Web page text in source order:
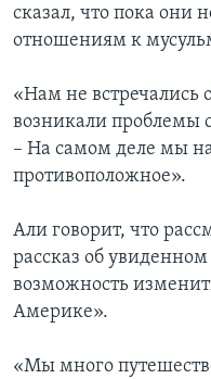
сказал, что пока они
отношениям к
«Нам не
возникали проблемы
– На самом деле мы
противоположное».
Али говорит, что
рассказ об
возможность
Америке».
«Мы много